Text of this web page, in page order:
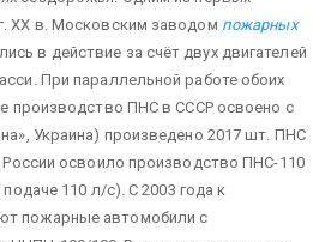
ХХ в. Московским заводом пожарных
в действие за счёт двух двигателей
При параллельной работе обоих
производство ПНС в СССР освоено с
Украина) произведено 2017 шт. ПНС
освоило производство ПНС-110
110 л/с). С 2003 года к
пожарные автомобили с